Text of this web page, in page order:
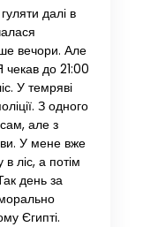
далі в
вечори. Але
чекав до 21:00
У темряві
З одного
але з
У мене вже
ліс, а потім
день за
Єгипті.